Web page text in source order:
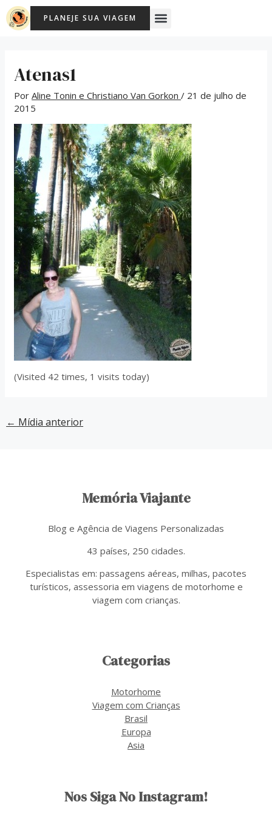
para
PLANEJE SUA VIAGEM Menu
Atenas1
PorAline Tonin e Christiano Van Gorkon/ 21 de julho de
2015
(Visited 42 times, 1 visits today)
Post
navigation
← Mídia anterior
Memória Viajante
Blog e Agência de Viagens Personalizadas
43 países, 250 cidades.
Especialistas em: passagens aéreas, milhas, pacotes
turísticos, assessoria em viagens de motorhome e
viagem com crianças.
Categorias
Motorhome
Viagem com Crianças
Brasil
Europa
Asia
Nos Siga No Instagram!